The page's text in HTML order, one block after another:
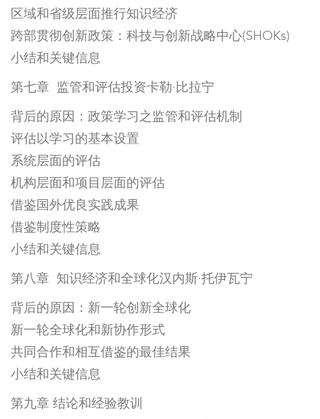
区域和省级层面推行知识经济
跨部贯彻创新政策：科技与创新战略中心(SHOKs)
小结和关键信息
第七章 监管和评估投资卡勒·比拉宁
背后的原因：政策学习之监管和评估机制
评估以学习的基本设置
系统层面的评估
机构层面和项目层面的评估
借鉴国外优良实践成果
借鉴制度性策略
小结和关键信息
第八章 知识经济和全球化汉内斯·托伊瓦宁
背后的原因：新一轮创新全球化
新一轮全球化和新协作形式
共同合作和相互借鉴的最佳结果
小结和关键信息
第九章 结论和经验教训